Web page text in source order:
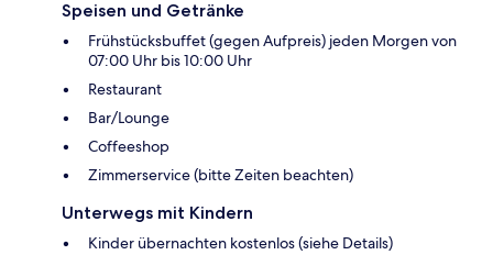
Speisen und Getränke
Frühstücksbuffet (gegen Aufpreis) jeden Morgen von
07:00 Uhr bis 10:00 Uhr
Restaurant
Bar/Lounge
Coffeeshop
Zimmerservice (bitte Zeiten beachten)
Unterwegs mit Kindern
Kinder übernachten kostenlos (siehe Details)